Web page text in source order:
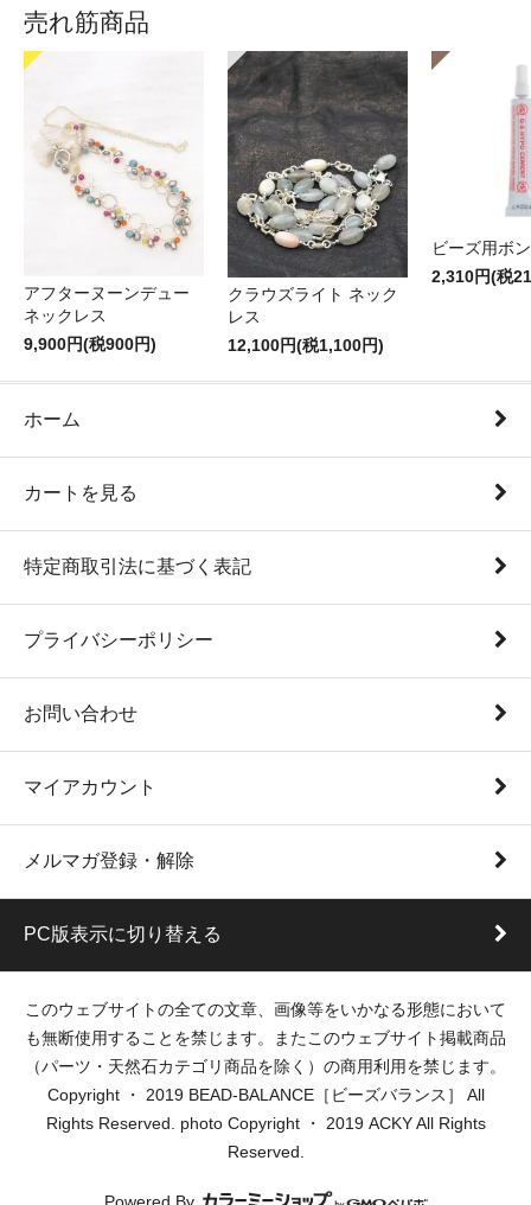
売れ筋商品
アフターヌーンデュー
ネックレス
9,900円(税900円)
クラウズライト ネック
レス
12,100円(税1,100円)
ビーズ用ボ
2,310円(税
ホーム
カートを見る
特定商取引法に基づく表記
プライバシーポリシー
お問い合わせ
マイアカウント
メルマガ登録・解除
PC版表示に切り替える
このウェブサイトの全ての文章、画像等をいかなる形態において
も無断使用することを禁じます。またこのウェブサイト掲載商品
（パーツ・天然石カテゴリ商品を除く）の商用利用を禁じます。
Copyright ・ 2019 BEAD-BALANCE［ビーズバランス］ All
Rights Reserved. photo Copyright ・ 2019 ACKY All Rights
Reserved.